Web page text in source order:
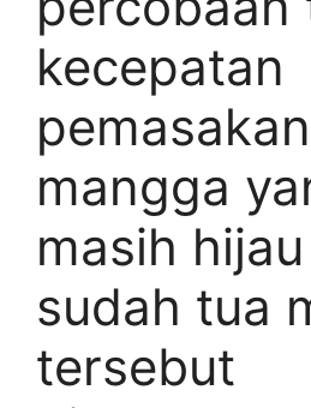
kecepatan
mangga
masih
sudah tua
tersebut